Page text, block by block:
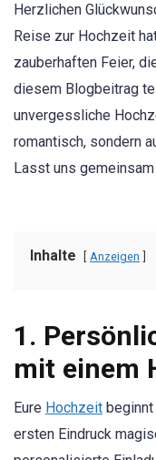
Herzlichen
Reise zur Hochzeit
zauberhaften Feier,
diesem Blogbeitrag
unvergessliche
romantisch, sondern
Lasst uns
Inhalte Anzeigen
1.
mit einem
Eure Hochzeit
ersten Eindruck